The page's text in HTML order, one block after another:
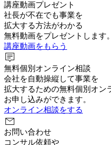
講座動画プレゼント
社長が不在でも事業を
拡大する方法がわかる
無料動画をプレゼントします。
講座動画をもらう
tooltip_2
無料個別オンライン相談
会社を自動操縦して事業を
拡大するための無料個別オン
お申し込みができます。
オンライン相談をする
mail
お問い合わせ
コンサル依頼や